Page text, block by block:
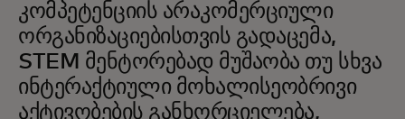
კომპეტენციის არაკომერციული
ორგანიზაციებისთვის გადაცემა,
STEM მენტორებად მუშაობა თუ სხვა
ინტერაქტიული მოხალისეობრივი
აქტივობების განხორციელება,